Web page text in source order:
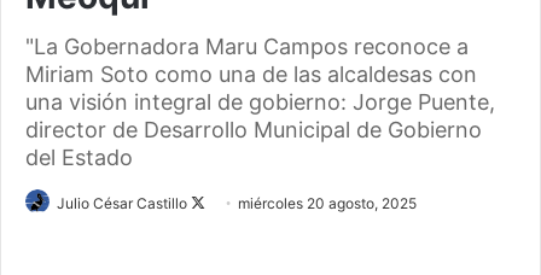
"La Gobernadora Maru Campos reconoce a
Miriam Soto como una de las alcaldesas con
una visión integral de gobierno: Jorge Puente,
director de Desarrollo Municipal de Gobierno
del Estado
Julio César Castillo
Followmiércoles 20 agosto, 2025